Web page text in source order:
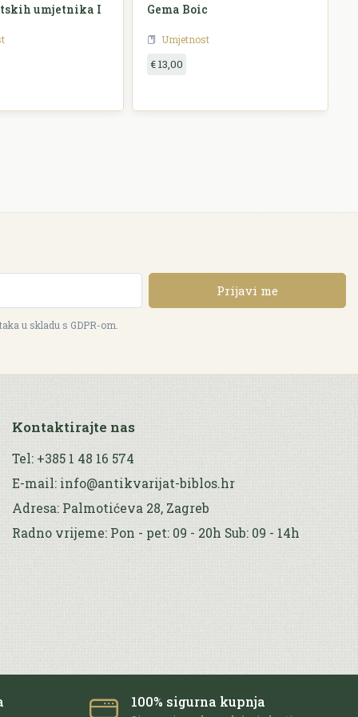
umjetnika I Gema Boic
Umjetnost
€ 13,00
Prijavi me
u skladu s GDPR-om.
Kontaktirajte nas
Tel: +385 1 48 16 574
E-mail: info@antikvarijat-biblos.hr
Adresa: Palmotićeva 28, Zagreb
Radno vrijeme: Pon - pet: 09 - 20h Sub: 09 - 14h
100% sigurna kupnja